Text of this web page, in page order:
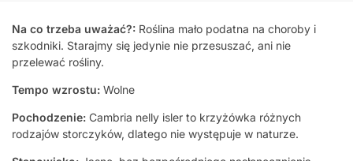
Na co trzeba uważać?: Roślina mało podatna na choroby i
szkodniki. Starajmy się jedynie nie przesuszać, ani nie
przelewać rośliny.
Tempo wzrostu: Wolne
Pochodzenie: Cambria nelly isler to krzyżówka różnych
rodzajów storczyków, dlatego nie występuje w naturze.